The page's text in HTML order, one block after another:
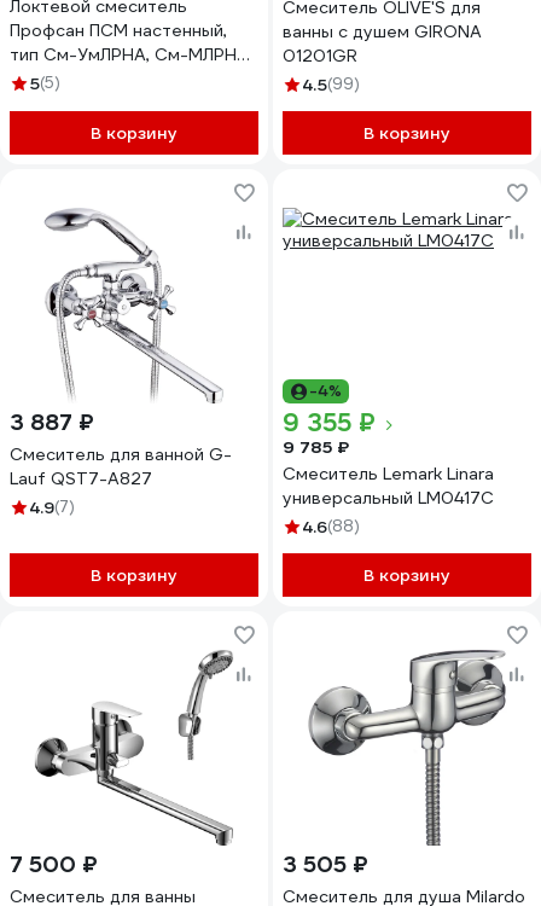
Локтевой смеситель
Профсан ПСМ настенный,
тип См-УмЛРНА, См-МЛРНА
PSM-508-055
5(5)
В корзину
Смеситель OLIVE'S для
ванны с душем GIRONA
01201GR
4.5(99)
В корзину
3 887 ₽
Смеситель для ванной G-
Lauf QST7-A827
4.9(7)
В корзину
-4%
9 355 ₽
9 785 ₽
Смеситель Lemark Linara
универсальный LM0417C
4.6(88)
В корзину
7 500 ₽
Смеситель для ванны
3 505 ₽
Смеситель для душа Milardo